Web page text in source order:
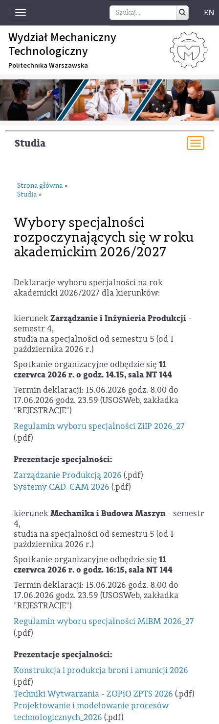
Toggle
navigation
EN
Wydział Mechaniczny
Technologiczny
Politechnika Warszawska
Studia
Strona główna »
Studia »
Wybory specjalności
rozpoczynających się w roku
akademickim 2026/2027
Deklaracje wyboru specjalności na rok
akademicki 2026/2027 dla kierunków:
kierunekZarządzanie i Inżynieria Produkcji -
semestr 4,
studia na specjalności od semestru 5 (od 1
października 2026 r.)
Spotkanie organizacyjne odbędzie się 11
czerwca 2026 r. o godz. 14.15, sala NT 144
Termin deklaracji: 15.06.2026 godz. 8.00 do
17.06.2026 godz. 23.59 (USOSWeb, zakładka
"REJESTRACJE")
Regulamin wyboru specjalności ZiIP 2026_27
(.pdf)
Prezentacje specjalności:
Zarządzanie Produkcją 2026 (.pdf)
Systemy CAD_CAM 2026 (.pdf)
kierunekMechanika i Budowa Maszyn - semestr
4,
studia na specjalności od semestru 5 (od 1
października 2026 r.)
Spotkanie organizacyjne odbędzie się 11
czerwca 2026 r. o godz. 16:15, sala NT 144
Termin deklaracji: 15.06.2026 godz. 8.00 do
17.06.2026 godz. 23.59 (USOSWeb, zakładka
"REJESTRACJE")
Regulamin wyboru specjalności MiBM 2026_27
(.pdf)
Prezentacje specjalności:
Konstrukcja i produkcja broni i amunicji 2026
(.pdf)
Techniki Wytwarzania - ZOPiO ZPTS 2026 (.pdf)
Projektowanie i modelowanie procesów
technologicznych_2026 (.pdf)